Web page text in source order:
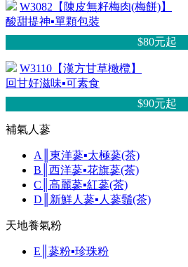
W3082【陳皮無籽梅肉(梅餅)】
酸甜提神▪單顆包裝
$80元起
W3110【漢方甘草橄欖】
回甘好滋味▪可素食
$90元起
補氣人蔘
A║東洋蔘▪太極蔘(茶)
B║西洋蔘▪花旗蔘(茶)
C║高麗蔘▪紅蔘(茶)
D║新鮮人蔘▪人蔘鬚(茶)
天地養氣粉
E║蔘粉▪珍珠粉